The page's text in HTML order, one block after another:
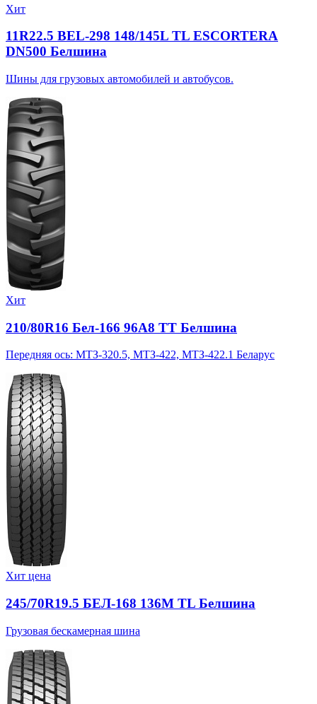
Хит
11R22.5 BEL-298 148/145L TL ESCORTERA
DN500 Белшина
Шины для грузовых автомобилей и автобусов.
Хит
210/80R16 Бел-166 96A8 TT Белшина
Передняя ось: МТЗ-320.5, МТЗ-422, МТЗ-422.1 Беларус
Хит цена
245/70R19.5 БЕЛ-168 136M TL Белшина
Грузовая бескамерная шина